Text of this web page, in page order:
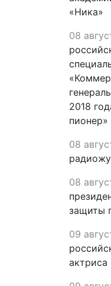
«Ника»
08
2018
08
08
защиты
09
актриса